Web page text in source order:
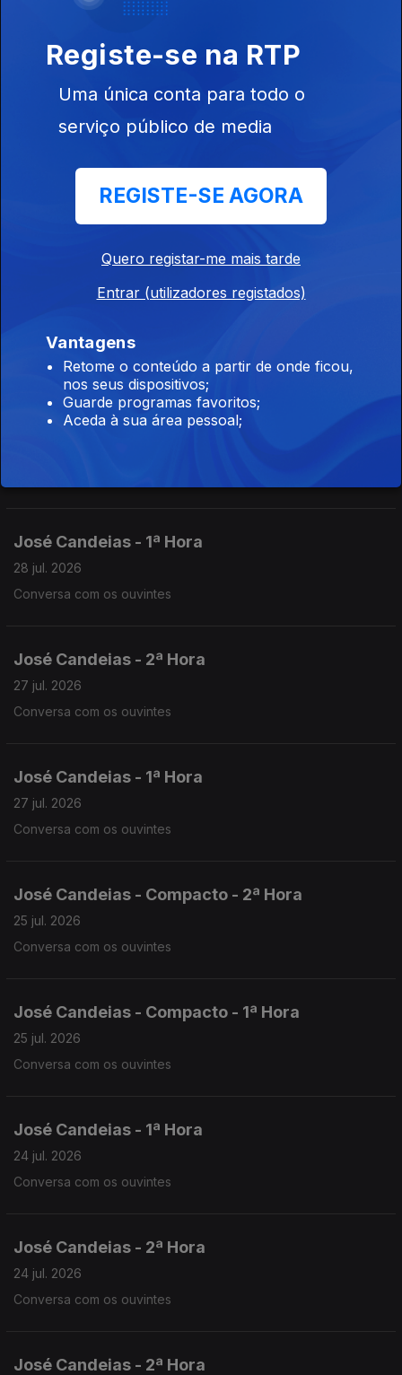
Conversa com os ouvintes
José Candeias - 1ª Hora
30 jul. 2026
Conversa com os ouvintes
José Candeias - 2ª Hora
Conversa com os ouvintes
José Candeias - 2ª Hora
José Candeias - 1ª Hora
28 jul. 2026
Conversa com os ouvintes
José Candeias - 2ª Hora
27 jul. 2026
Conversa com os ouvintes
José Candeias - 1ª Hora
27 jul. 2026
Conversa com os ouvintes
José Candeias - Compacto - 2ª Hora
25 jul. 2026
Conversa com os ouvintes
José Candeias - Compacto - 1ª Hora
25 jul. 2026
Conversa com os ouvintes
José Candeias - 1ª Hora
24 jul. 2026
Conversa com os ouvintes
José Candeias - 2ª Hora
24 jul. 2026
Conversa com os ouvintes
José Candeias - 2ª Hora
Registe-se na RTP
Uma única conta para todo o
serviço público de media
REGISTE-SE AGORA
Quero registar-me mais tarde
Entrar (utilizadores registados)
Vantagens
Retome o conteúdo a partir de onde ficou,
nos seus dispositivos;
Guarde programas favoritos;
Aceda à sua área pessoal;